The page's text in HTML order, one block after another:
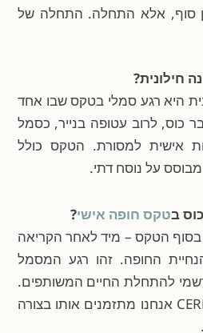
סוף, אלא התחלה. התחלה של
חילונית?
היא רגע סמלי בטקס שבו אחד
כוס, לרוב עטופה בנייר, כסמל
אישית למסורת. הטקס כולל
על נוסח דתי.
בטקס חופה אישי?
הטקס – מיד לאחר הקריאה
החופה. זהו רגע המסמל
להתחלת החיים המשותפים.
בטקסים של CEREMONYOU אנחנו מתזמנים אותו בצורה